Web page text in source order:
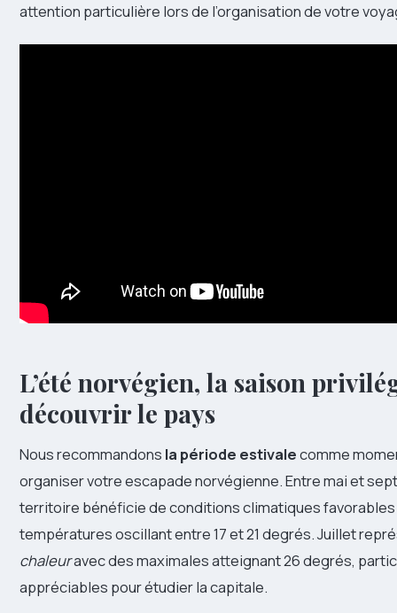
attention particulière lors de l’organisation de votre
L’été norvégien, la saison
découvrir le pays
Nous recommandons la période estivalecomme
organiser votre escapade norvégienne. Entre mai et
territoire bénéficie de conditions climatiques
températures oscillant entre 17 et 21 degrés. Juillet
chaleuravec des maximales atteignant 26 degrés,
appréciables pour étudier la capitale.